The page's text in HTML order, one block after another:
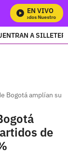
EN VIVO
Mira Todos Nuestros
A
Bogotá amplían
de